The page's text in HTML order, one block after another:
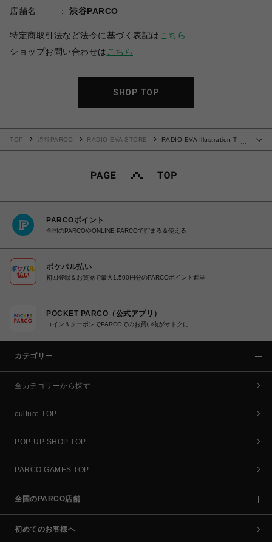
店舗名
渋谷PARCO
特定商取引法など法令に基づく表記は こちら
ショップお問い合わせは こちら
SHOP TOP
TOP 渋谷PARCO RADIO EVA STORE
RADIO EVA Illustration T-
PARCOポイント
全国のPARCOやONLINE PARCOで貯まる＆使える
ポケパル払い
初回登録＆お買物で最大1,500円分のPARCOポイント進呈
POCKET PARCO（公式アプリ）
コイン＆クーポンでPARCOでのお買い物がオトクに
カテゴリー
全カテゴリーから探す
culture TOP
POP-UP SHOP TOP
PARCO GAMES TOP
全国のPARCO店舗
初めてのお客様へ